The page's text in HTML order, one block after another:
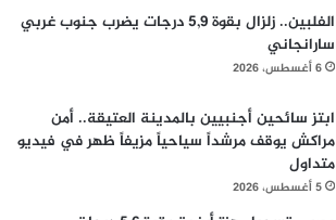
الفلبين.. زلزال بقوة 5,9 درجات يضرب جنوب غربي
سارانجاني
6 أغسطس، 2026
ابتز سائحين أجنبيين بالمدينة العتيقة.. أمن
مراكش يوقف مرشداً سياحياً مزيفاً ظهر في فيديو
متداول
5 أغسطس، 2026